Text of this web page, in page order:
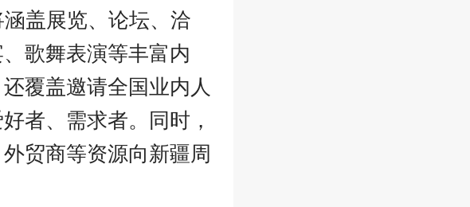
盖展览、论坛、洽
歌舞表演等丰富内
覆盖邀请全国业内人
者、需求者。同时，
贸商等资源向新疆周